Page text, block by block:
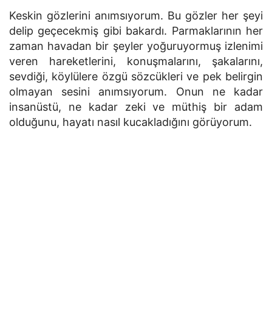
Keskin gözlerini anımsıyorum. Bu gözler her şeyi
delip geçecekmiş gibi bakardı. Parmaklarının her
zaman havadan bir şeyler yoğuruyormuş izlenimi
veren hareketlerini, konuşmalarını, şakalarını,
sevdiği, köylülere özgü sözcükleri ve pek belirgin
olmayan sesini anımsıyorum. Onun ne kadar
insanüstü, ne kadar zeki ve müthiş bir adam
olduğunu, hayatı nasıl kucakladığını görüyorum.